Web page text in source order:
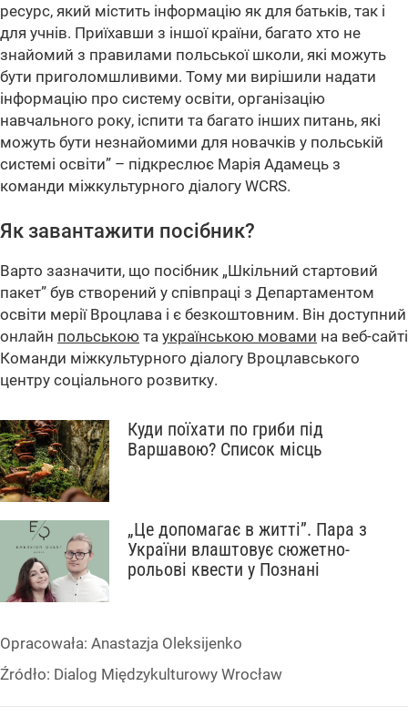
ресурс, який містить інформацію як для батьків, так і
для учнів. Приїхавши з іншої країни, багато хто не
знайомий з правилами польської школи, які можуть
бути приголомшливими. Тому ми вирішили надати
інформацію про систему освіти, організацію
навчального року, іспити та багато інших питань, які
можуть бути незнайомими для новачків у польській
системі освіти” – підкреслює Марія Адамець з
команди міжкультурного діалогу WCRS.
Як завантажити посібник?
Варто зазначити, що посібник „Шкільний стартовий
пакет” був створений у співпраці з Департаментом
освіти мерії Вроцлава і є безкоштовним. Він доступний
онлайн польською та українською мовами на веб-сайті
Команди міжкультурного діалогу Вроцлавського
центру соціального розвитку.
Куди поїхати по гриби під
Варшавою? Список місць
„Це допомагає в житті”. Пара з
України влаштовує сюжетно-
рольові квести у Познані
Opracowała: Anastazja Oleksijenko
Źródło: Dialog Międzykulturowy Wrocław